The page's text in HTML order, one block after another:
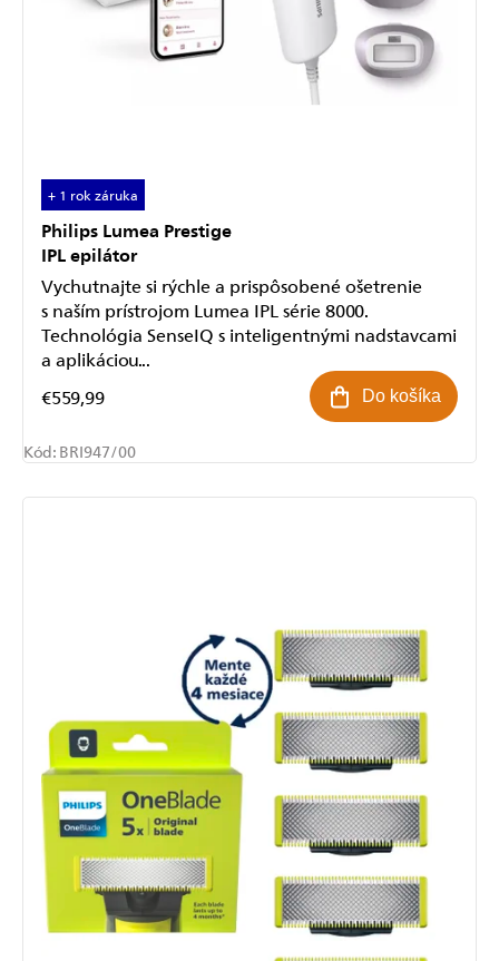
+ 1 rok záruka
Philips Lumea Prestige
IPL epilátor
€559,99 Do košíka
Vychutnajte si rýchle a prispôsobené ošetrenie
s naším prístrojom Lumea IPL série 8000.
Technológia SenseIQ s inteligentnými nadstavcami
a aplikáciou...
Kód: BRI947/00